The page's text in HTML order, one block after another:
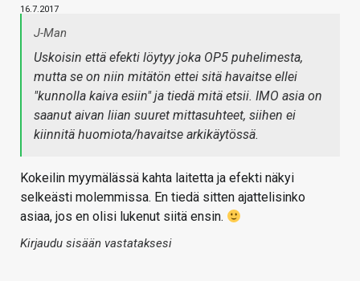
16.7.2017
J-Man
Uskoisin että efekti löytyy joka OP5 puhelimesta,
mutta se on niin mitätön ettei sitä havaitse ellei
"kunnolla kaiva esiin" ja tiedä mitä etsii. IMO asia on
saanut aivan liian suuret mittasuhteet, siihen ei
kiinnitä huomiota/havaitse arkikäytössä.
Kokeilin myymälässä kahta laitetta ja efekti näkyi
selkeästi molemmissa. En tiedä sitten ajattelisinko
asiaa, jos en olisi lukenut siitä ensin.
Kirjaudu sisään vastataksesi